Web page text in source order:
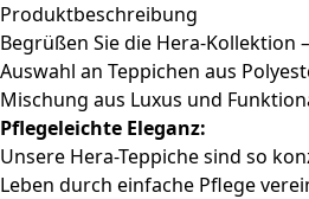
Produktbeschreibung
Begrüßen Sie die Hera-Kollektion
Auswahl an Teppichen aus
Mischung aus Luxus und
Pflegeleichte Eleganz:
Unsere Hera-Teppiche sind so
Leben durch einfache Pflege